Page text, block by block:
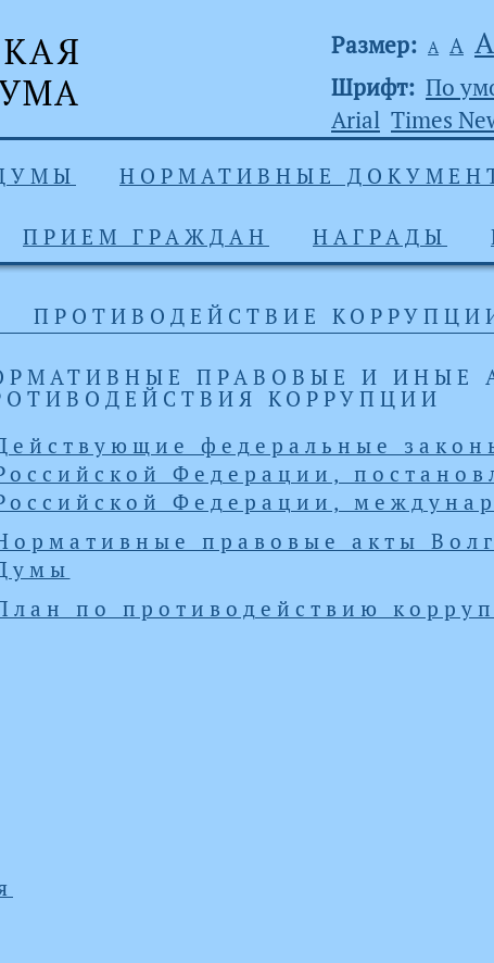
Размер: А А А
Шрифт: По
Arial Times
НОРМАТИВНЫЕ
ПРИЕМ ГРАЖДАН НАГРАДЫ
ПРОТИВОДЕЙСТВИЕ
ПРАВОВЫЕ И ИНЫЕ
КОРРУПЦИИ
федеральные
Федерации,
Федерации,
правовые акты
по противодействию